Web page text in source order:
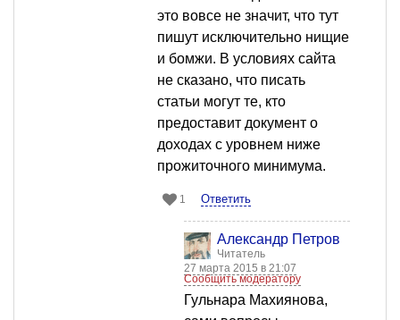
это вовсе не значит, что тут
пишут исключительно нищие
и бомжи. В условиях сайта
не сказано, что писать
статьи могут те, кто
предоставит документ о
доходах с уровнем ниже
прожиточного минимума.
1 Ответить
Александр Петров
Читатель
27 марта 2015 в 21:07
Сообщить модератору
Гульнара Махиянова,